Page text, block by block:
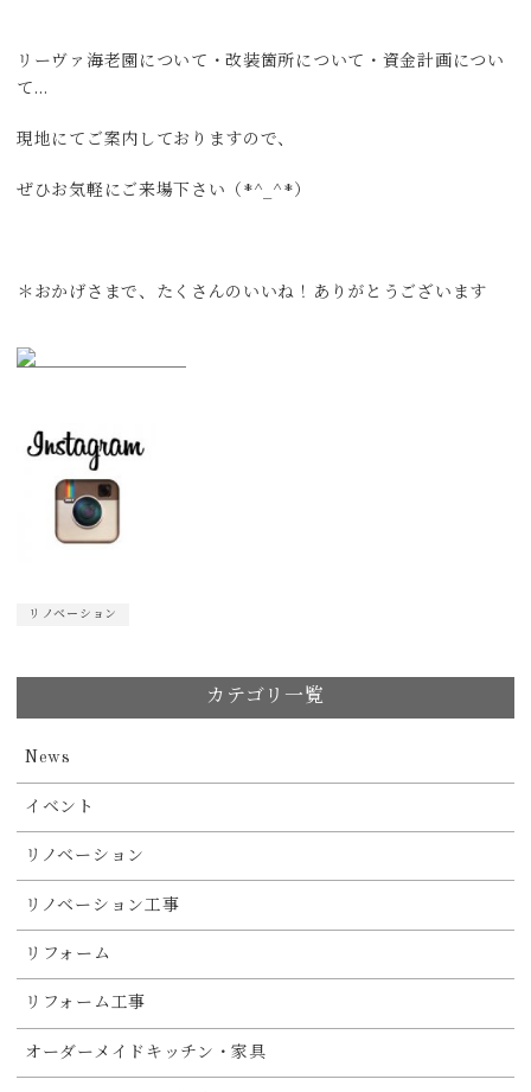
リーヴァ海老園について・改装箇所について・資金計画につい
て…
現地にてご案内しておりますので、
ぜひお気軽にご来場下さい（*^_^*）
＊おかげさまで、たくさんのいいね！ありがとうございます
リノベーション
カテゴリ一覧
News
イベント
リノベーション
リノベーション工事
リフォーム
リフォーム工事
オーダーメイドキッチン・家具